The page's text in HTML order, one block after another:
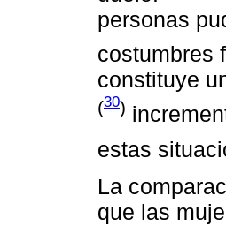
personas
costumbres
constituye
(30)
estas
La
que las